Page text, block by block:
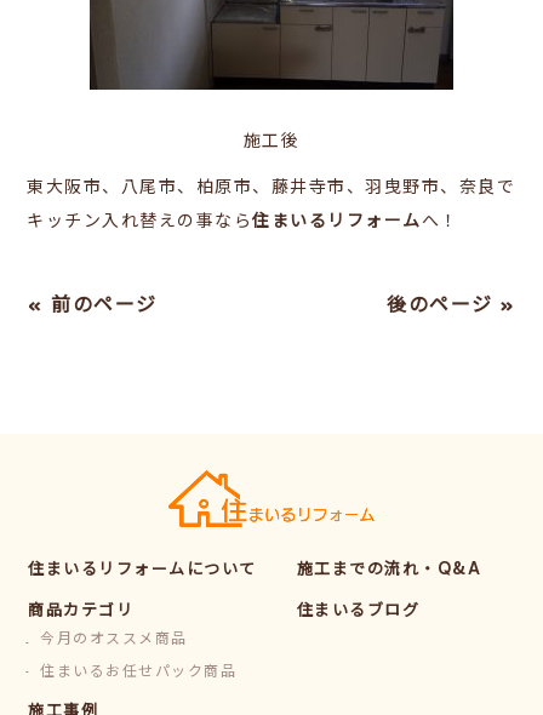
施工後
東大阪市、八尾市、柏原市、藤井寺市、羽曳野市、奈良で
キッチン入れ替えの事なら住まいるリフォームへ！
« 前のページ 後のページ »
住まいるリフォームについて
商品カテゴリ
今月のオススメ商品
住まいるお任せパック商品
施工までの流れ・Q&A
住まいるブログ